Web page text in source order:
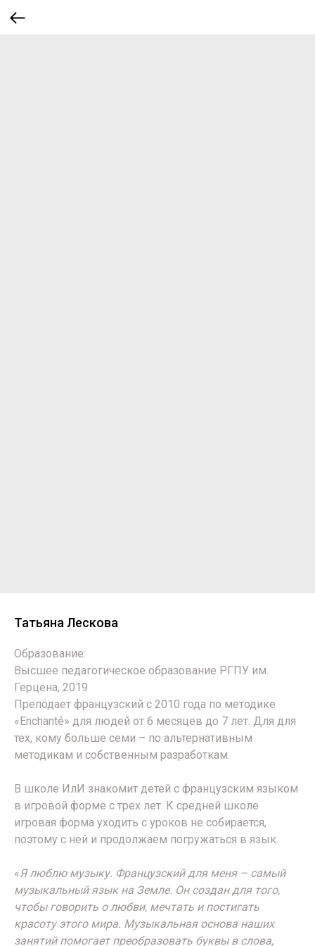
Татьяна Лескова
Образование:
Высшее педагогическое образование РГПУ им.
Герцена, 2019
Преподает французский с 2010 года по методике
«Enchanté» для людей от 6 месяцев до 7 лет. Для для
тех, кому больше семи – по альтернативным
методикам и собственным разработкам.
В школе ИлИ знакомит детей с французским языком
в игровой форме с трех лет. К средней школе
игровая форма уходить с уроков не собирается,
поэтому с ней и продолжаем погружаться в язык.
«Я люблю музыку. Французский для меня – самый
музыкальный язык на Земле. Он создан для того,
чтобы говорить о любви, мечтать и постигать
красоту этого мира. Музыкальная основа наших
занятий помогает преобразовать буквы в слова,